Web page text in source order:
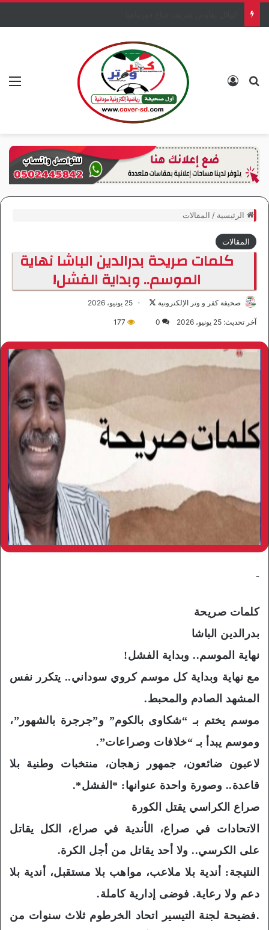
بحث عنتسجيل الدخول
الرئيسية / المقالات
المقالات
كلمات صريحة بدرالدين الباشا نهاية
الموسم.. وبداية الفشل!
صحيفة كفر و وتر الإلكترونية
ل
25 يونيو، 2026
آخر تحديث: 25 يونيو، 2026 0
177
-
كلمات صريحة
بدرالدين الباشا
نهاية الموسم.. وبداية الفشل!
مع نهاية وبداية كل موسم كروي سوداني.. يتكرر نفس
المشهد الصادم والمحبط.
موسم يختم بـ “شكاوى بالكوم” و”جرجرة بالشهور”،
وموسم يبدأ بـ “خلافات وصراعات”.
لاعبون ضائعون، جمهور زهجان، منتخبات وطنية بلا
قاعدة.. وصورة واحدة عنوانها: *الفشل*.
صراع الكراسي يقتل الكورة
الاتحادات في صراع، الأندية في صراع، الكل يقاتل
على الكرسي.. ولا أحد يقاتل من أجل الكرة.
النتيجة: أندية بلا ملاعب، مواهب بلا مستقبل، أندية بلا
دعم ولا رعاية. فوضى إدارية كاملة.
.فضيحة لجنة التيسير اتحاد الخرطوم ثلاث سنوات من